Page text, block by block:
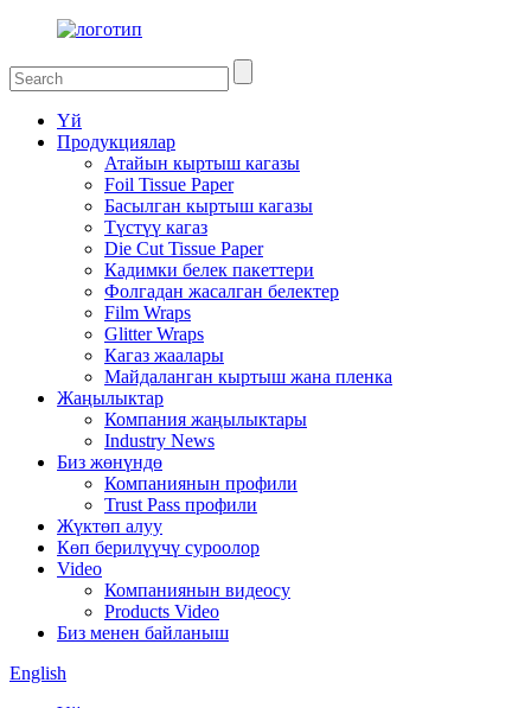
Үй
Продукциялар
Атайын кыртыш кагазы
Foil Tissue Paper
Басылган кыртыш кагазы
Түстүү кагаз
Die Cut Tissue Paper
Кадимки белек пакеттери
Фолгадан жасалган белектер
Film Wraps
Glitter Wraps
Кагаз жаалары
Майдаланган кыртыш жана пленка
Жаңылыктар
Компания жаңылыктары
Industry News
Биз жөнүндө
Компаниянын профили
Trust Pass профили
Жүктөп алуу
Көп берилүүчү суроолор
Video
Компаниянын видеосу
Products Video
Биз менен байланыш
English